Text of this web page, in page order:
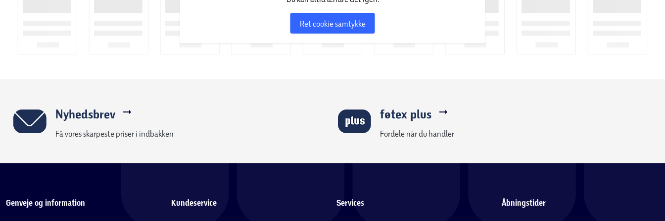
Ret cookie samtykke
Nyhedsbrev
Få vores skarpeste priser i indbakken
føtex plus
Fordele når du handler
Genveje og information Kundeservice Services Åbningstider